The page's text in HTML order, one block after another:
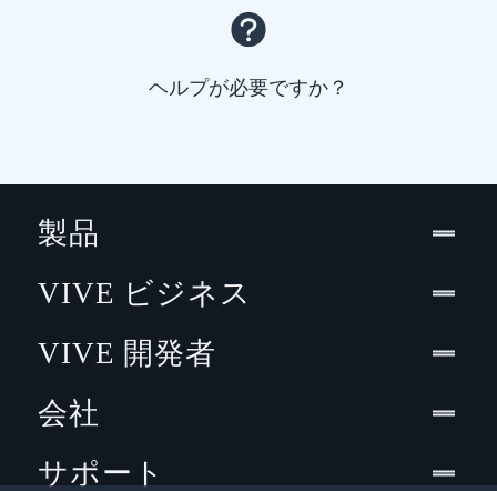
ヘルプが必要ですか？
製品
VIVE ビジネス
VIVE 開発者
会社
サポート